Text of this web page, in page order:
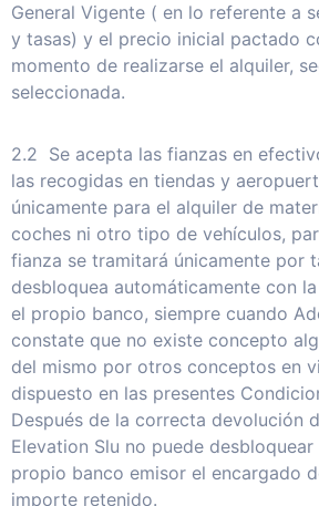
General Vigente ( en lo referente a
y tasas) y el precio inicial pactado
momento de realizarse el alquiler,
seleccionada.
2.2 Se acepta las fianzas en
las recogidas en tiendas y
únicamente para el alquiler de
coches ni otro tipo de vehículos,
fianza se tramitará únicamente por
desbloquea automáticamente con
el propio banco, siempre cuando
constate que no existe concepto
del mismo por otros conceptos en
dispuesto en las presentes
Después de la correcta devolución
Elevation Slu no puede
propio banco emisor el encargado
importe retenido.